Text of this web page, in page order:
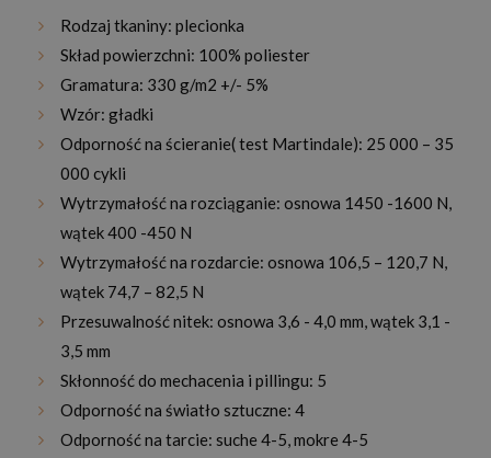
Rodzaj tkaniny: plecionka
Skład powierzchni: 100% poliester
Gramatura: 330 g/m2 +/- 5%
Wzór: gładki
Odporność na ścieranie( test Martindale): 25 000 – 35
000 cykli
Wytrzymałość na rozciąganie: osnowa 1450 -1600 N,
wątek 400 -450 N
Wytrzymałość na rozdarcie: osnowa 106,5 – 120,7 N,
wątek 74,7 – 82,5 N
Przesuwalność nitek: osnowa 3,6 - 4,0 mm, wątek 3,1 -
3,5 mm
Skłonność do mechacenia i pillingu: 5
Odporność na światło sztuczne: 4
Odporność na tarcie: suche 4-5, mokre 4-5